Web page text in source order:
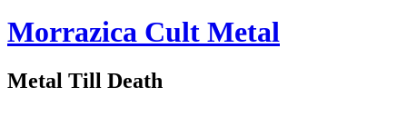
Morrazica Cult Metal
Metal Till Death